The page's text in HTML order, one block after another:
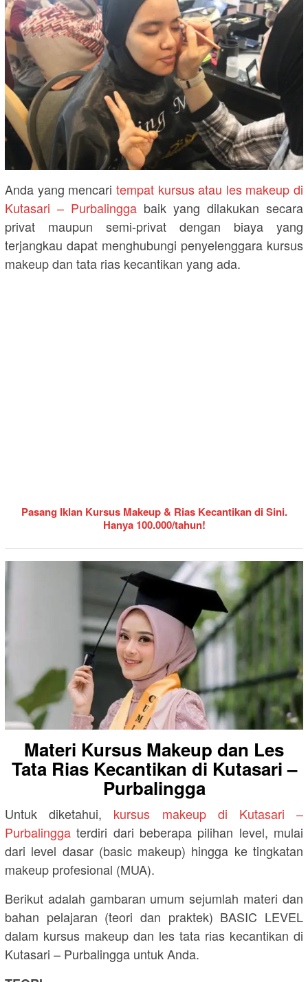
Anda yang mencari tempat kursus atau les makeup di
Kutasari – Purbalingga baik yang dilakukan secara
privat maupun semi-privat dengan biaya yang
terjangkau dapat menghubungi penyelenggara kursus
makeup dan tata rias kecantikan yang ada.
Pasang Iklan Kursus Makeup & Rias Kecantikan di Sini.
Hanya 100.000/tahun!
Materi Kursus Makeup dan Les
Tata Rias Kecantikan di Kutasari –
Purbalingga
Untuk diketahui, kursus makeup di Kutasari –
Purbalingga terdiri dari beberapa pilihan level, mulai
dari level dasar (basic makeup) hingga ke tingkatan
makeup profesional (MUA).
Berikut adalah gambaran umum sejumlah materi dan
bahan pelajaran (teori dan praktek) BASIC LEVEL
dalam kursus makeup dan les tata rias kecantikan di
Kutasari – Purbalingga untuk Anda.